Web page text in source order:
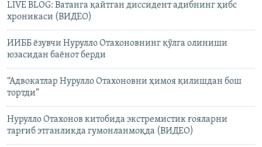
LIVE BLOG: Ватанга қайтган диссидент адибнинг ҳибс
хроникаси (ВИДЕО)
ИИББ ёзувчи Нурулло Отахоновнинг қўлга олиниши
юзасидан баёнот берди
“Адвокатлар Нурулло Отахоновни ҳимоя қилишдан бош
тортди”
Нурулло Отахонов китобида экстремистик ғояларни
тарғиб этганликда гумонланмоқда (ВИДЕО)